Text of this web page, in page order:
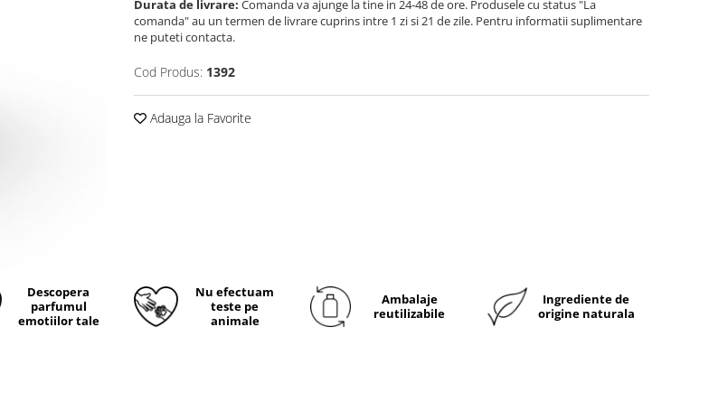
Durata de livrare: Comanda va ajunge la tine in 24-48 de ore. Produsele cu status "La
comanda" au un termen de livrare cuprins intre 1 zi si 21 de zile. Pentru informatii suplimentare
ne puteti contacta.
Cod Produs: 1392
Adauga la Favorite
Descopera
parfumul
emotiilor tale
Nu efectuam
teste pe
animale
Ambalaje
reutilizabile
Ingrediente de
origine naturala